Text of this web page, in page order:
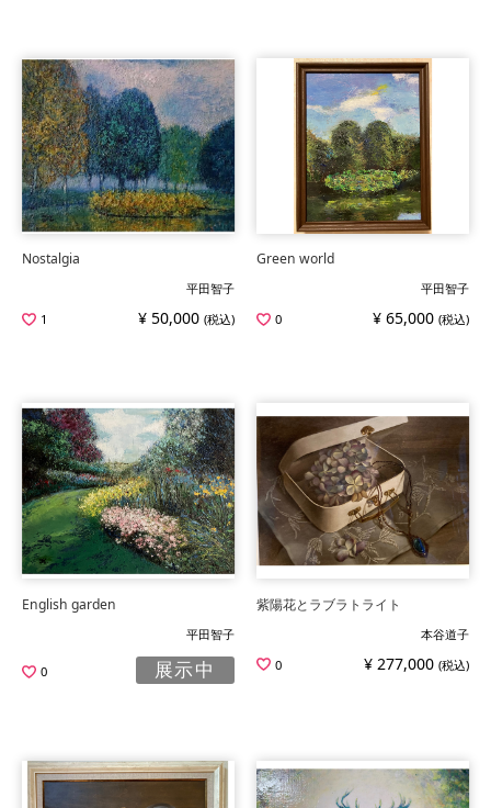
Nostalgia
平田智子
1
¥ 50,000 (税込)
Green world
平田智子
0
¥ 65,000 (税込)
English garden
平田智子
0 展示中
紫陽花とラブラトライト
本谷道子
0
¥ 277,000 (税込)